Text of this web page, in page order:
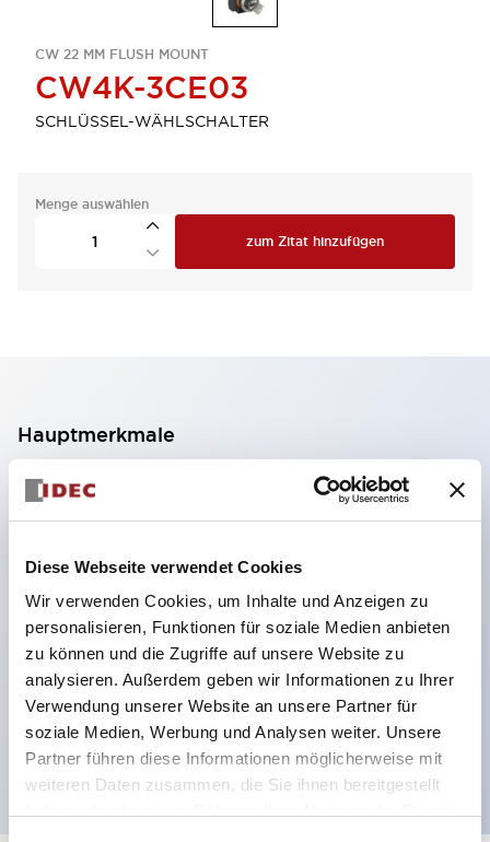
Diese Webseite verwendet Cookies
Wir verwenden Cookies, um Inhalte und Anzeigen zu
personalisieren, Funktionen für soziale Medien anbieten
zu können und die Zugriffe auf unsere Website zu
analysieren. Außerdem geben wir Informationen zu Ihrer
Verwendung unserer Website an unsere Partner für
soziale Medien, Werbung und Analysen weiter. Unsere
Partner führen diese Informationen möglicherweise mit
weiteren Daten zusammen, die Sie ihnen bereitgestellt
CW 22 MM FLUSH MOUNT
CW4K-3CE03
SCHLÜSSEL-WÄHLSCHALTER
Menge auswählen
zum Zitat hinzufügen
Hauptmerkmale
2-Kontakt-Block mit 2 Stufen, ermöglicht eine 4-
Kontakt-Konfiguration (Gewährleistung der
Isolierung zwischen den 2 Kontakten).
59,9 mm (※ 22-stufiger Kontaktblock).
Platzsparendes Design möglich.
Sicherheitsstruktur der 3. Generation: 2-Aktions-
Freisetzung, integrierter Schutz, IP20-
Fingerschutzstruktur